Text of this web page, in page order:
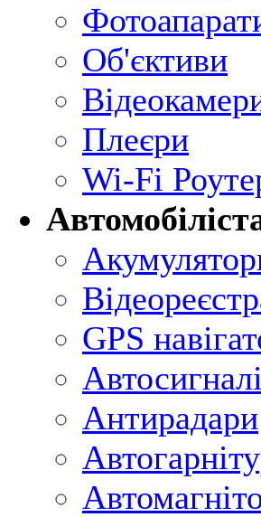
Об'єктиви
Плеєри
Wi-Fi
GPS
Антирадари